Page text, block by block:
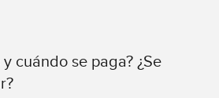
cuándo se paga? ¿Se